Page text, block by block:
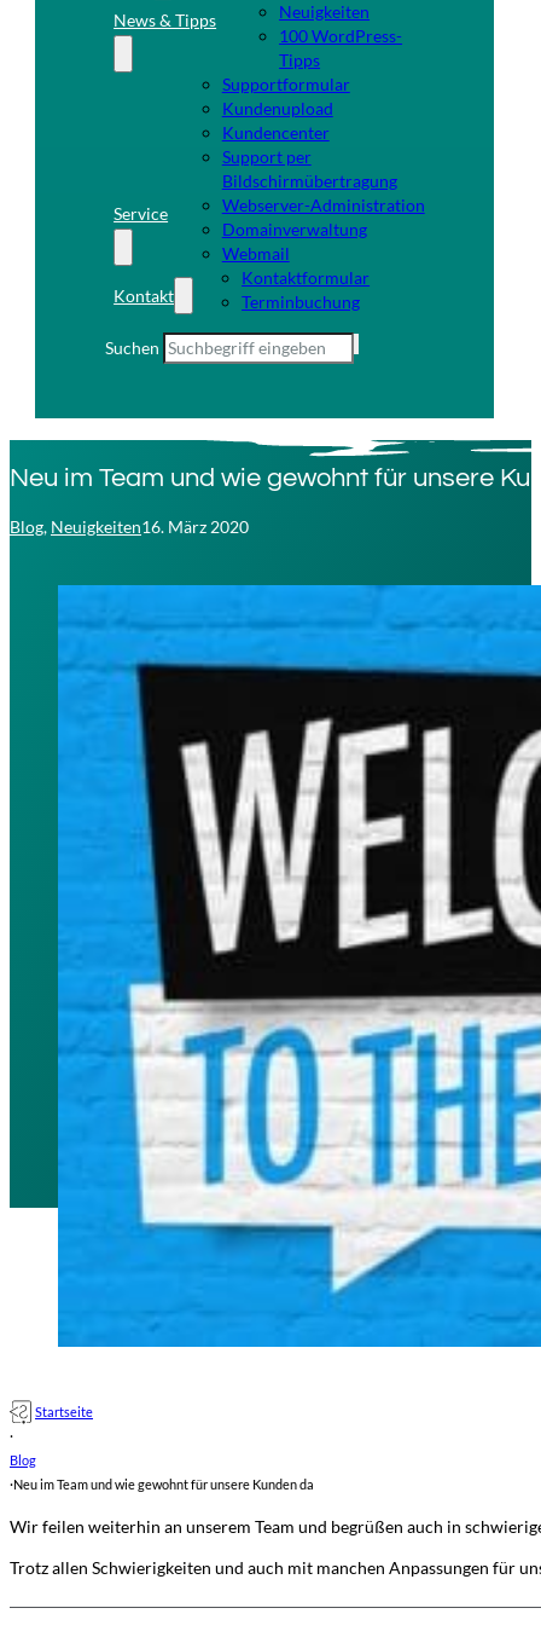
News & Tipps
Neuigkeiten
100 WordPress-
Tipps
Service
Supportformular
Kundenupload
Kundencenter
Support per
Bildschirmübertragung
Webserver-Administration
Domainverwaltung
Webmail
Kontakt
Kontaktformular
Terminbuchung
Suchen
Neu im Team und wie gewohnt für unsere
Blog, Neuigkeiten16. März 2020
Startseite
·
Blog
·Neu im Team und wie gewohnt für unsere Kunden da
Wir feilen weiterhin an unserem Team und begrüßen auch in
Trotz allen Schwierigkeiten und auch mit manchen Anpassungen für